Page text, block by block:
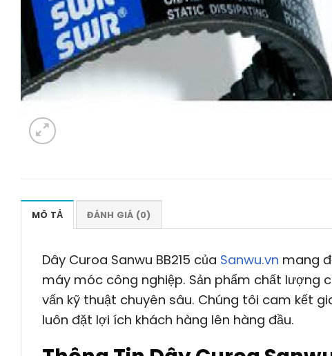
MÔ TẢ ĐÁNH GIÁ (0)
Dây Curoa Sanwu BB215 của Sanwu.vn mang
máy móc công nghiệp. Sản phẩm chất lượng
vấn kỹ thuật chuyên sâu. Chúng tôi cam kết
luôn đặt lợi ích khách hàng lên hàng đầu.